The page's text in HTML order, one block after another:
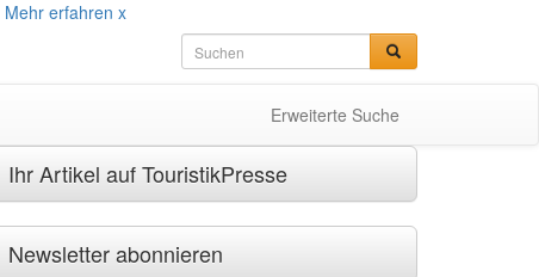
Mehr erfahren x
Erweiterte Suche
Ihr Artikel auf TouristikPresse
Newsletter abonnieren